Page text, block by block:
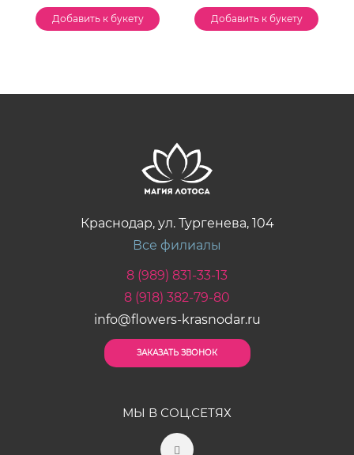
Добавить к букету Добавить к букету
Краснодар, ул. Тургенева, 104
Все филиалы
8 (989) 831-33-13
8 (918) 382-79-80
info@flowers-krasnodar.ru
ЗАКАЗАТЬ ЗВОНОК
МЫ В СОЦ.СЕТЯХ